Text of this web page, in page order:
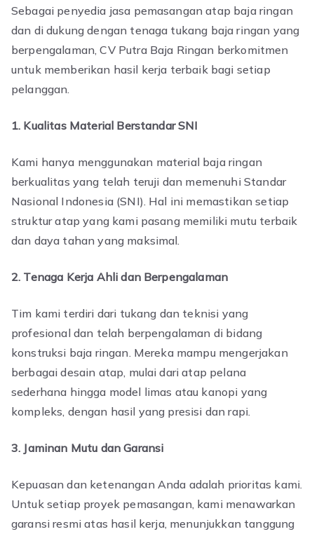
Sebagai penyedia jasa pemasangan atap baja ringan
dan di dukung dengan tenaga tukang baja ringan yang
berpengalaman, CV Putra Baja Ringan berkomitmen
untuk memberikan hasil kerja terbaik bagi setiap
pelanggan.
1. Kualitas Material Berstandar SNI
Kami hanya menggunakan material baja ringan
berkualitas yang telah teruji dan memenuhi Standar
Nasional Indonesia (SNI). Hal ini memastikan setiap
struktur atap yang kami pasang memiliki mutu terbaik
dan daya tahan yang maksimal.
2. Tenaga Kerja Ahli dan Berpengalaman
Tim kami terdiri dari tukang dan teknisi yang
profesional dan telah berpengalaman di bidang
konstruksi baja ringan. Mereka mampu mengerjakan
berbagai desain atap, mulai dari atap pelana
sederhana hingga model limas atau kanopi yang
kompleks, dengan hasil yang presisi dan rapi.
3. Jaminan Mutu dan Garansi
Kepuasan dan ketenangan Anda adalah prioritas kami.
Untuk setiap proyek pemasangan, kami menawarkan
garansi resmi atas hasil kerja, menunjukkan tanggung